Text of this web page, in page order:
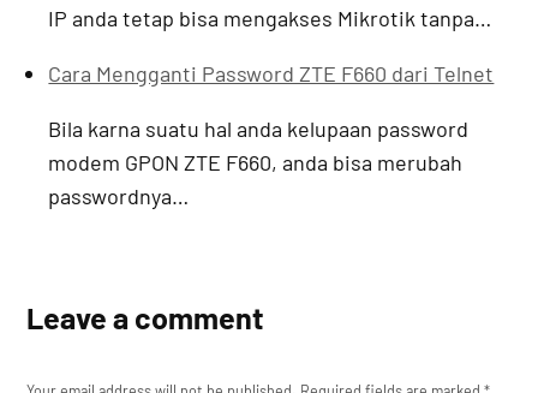
IP anda tetap bisa mengakses Mikrotik tanpa…
Cara Mengganti Password ZTE F660 dari Telnet
Bila karna suatu hal anda kelupaan password
modem GPON ZTE F660, anda bisa merubah
passwordnya…
Leave a comment